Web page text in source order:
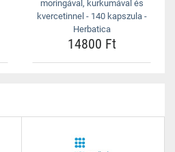
moringával, kurkumával és
kvercetinnel - 140 kapszula -
Herbatica
14800 Ft